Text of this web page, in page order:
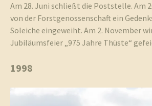
Am 28. Juni schließt die Poststelle. Am
von der Forstgenossenschaft ein
Soleiche eingeweiht. Am 2. November
Jubiläumsfeier „975 Jahre Thüste“
1998